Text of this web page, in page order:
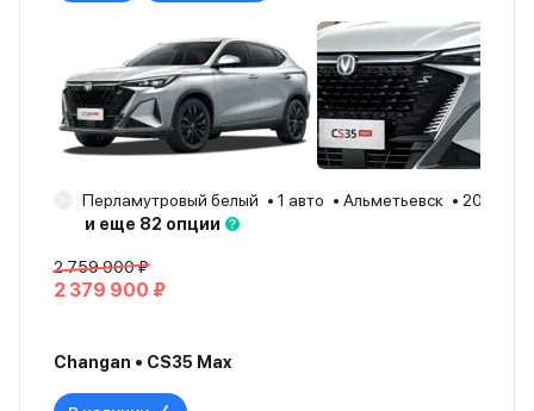
Перламутровый белый 1 авто Альметьевск
2025
и еще 82 опции
2 759 900 ₽
2 379 900 ₽
Changan • CS35 Max